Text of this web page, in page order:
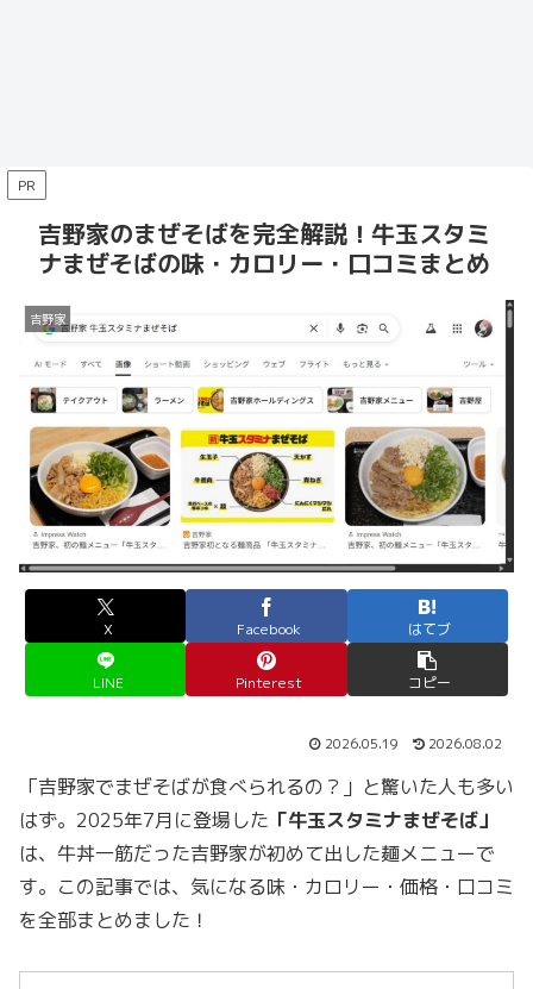
PR
吉野家のまぜそばを完全解説！牛玉スタミ
ナまぜそばの味・カロリー・口コミまとめ
吉野家
X Facebook はてブ
LINE Pinterest コピー
2026.05.19 2026.08.02
「吉野家でまぜそばが食べられるの？」と驚いた人も多い
はず。2025年7月に登場した 「牛玉スタミナまぜそば」
は、牛丼一筋だった吉野家が初めて出した麺メニューで
す。この記事では、気になる味・カロリー・価格・口コミ
を全部まとめました！